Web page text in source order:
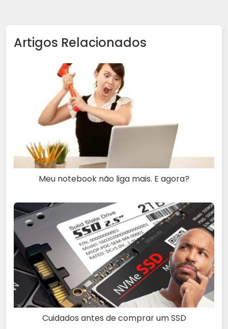
Artigos Relacionados
Meu notebook não liga mais. E agora?
Cuidados antes de comprar um SSD